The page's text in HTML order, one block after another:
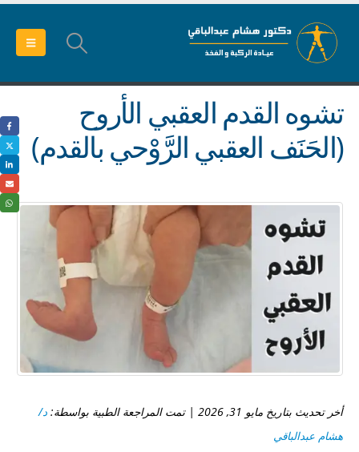
تشوه القدم العقبي الأروح
(الحَنَف العقبي الرَّوْحي بالقدم)
أخر تحديث بتاريخ مايو 31, 2026 | تمت المراجعة الطبية بواسطة:
د/
هشام عبدالباقي